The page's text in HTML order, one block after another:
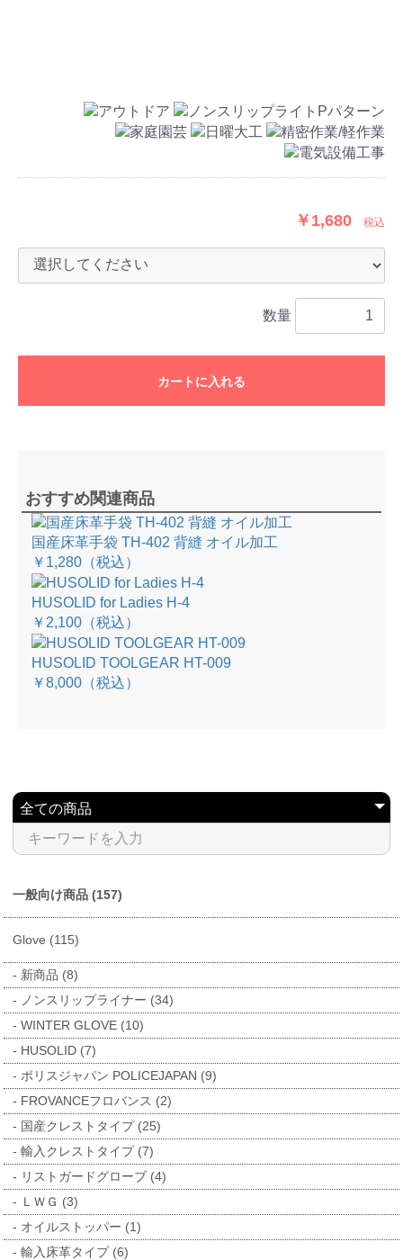
￥1,680 税込
数量
カートに入れる
おすすめ関連商品
国産床革手袋 TH-402 背縫 オイル加工
￥1,280 （税込）
HUSOLID for Ladies H-4
￥2,100 （税込）
HUSOLID TOOLGEAR HT-009
￥8,000 （税込）
一般向け商品 (157)
Glove (115)
新商品 (8)
ノンスリップライナー (34)
WINTER GLOVE (10)
HUSOLID (7)
ポリスジャパン POLICEJAPAN (9)
FROVANCEフロバンス (2)
国産クレストタイプ (25)
輸入クレストタイプ (7)
リストガードグローブ (4)
ＬＷＧ (3)
オイルストッパー (1)
輸入床革タイプ (6)